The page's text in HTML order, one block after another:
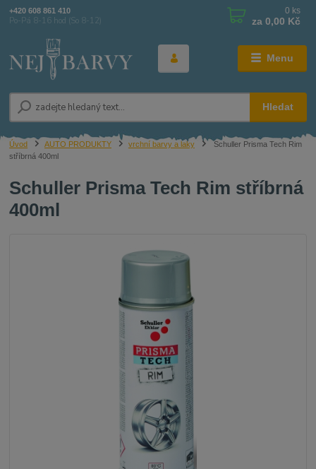
Menu
Hledat
+420 608 861 410
Po-Pá 8-16 hod (So 8-12)
0 ks
za 0,00 Kč
Úvod AUTO PRODUKTY vrchní barvy a laky
Schuller Prisma Tech Rim
stříbrná 400ml
Schuller Prisma Tech Rim stříbrná
400ml